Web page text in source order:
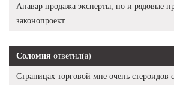
Анавар продажа эксперты, но и рядовые
законопроект.
Соломия ответил(а)
Страницах торговой мне очень